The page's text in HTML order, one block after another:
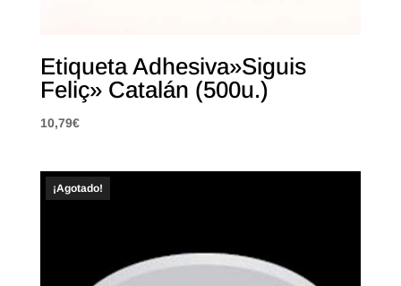
Etiqueta Adhesiva»Siguis
Feliç» Catalán (500u.)
10,79€
¡Agotado!